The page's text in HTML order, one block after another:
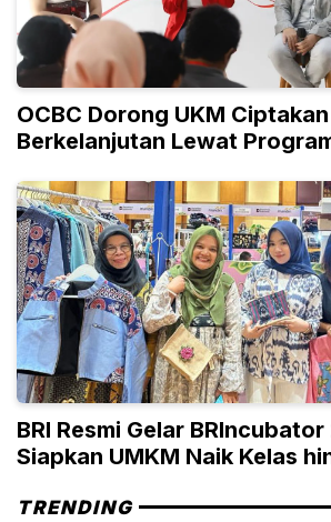
OCBC Dorong UKM
Berkelanjutan Lewat
BRI Resmi Gelar
Siapkan UMKM Naik Kelas
TRENDING